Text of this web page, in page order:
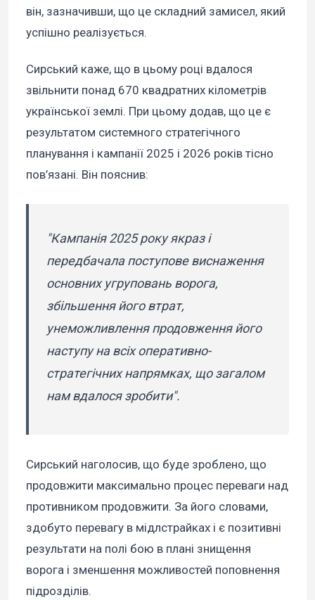
він, зазначивши, що це складний замисел, який
успішно реалізується.
Сирський каже, що в цьому році вдалося
звільнити понад 670 квадратних кілометрів
української землі. При цьому додав, що це є
результатом системного стратегічного
планування і кампанії 2025 і 2026 років тісно
пов’язані. Він пояснив:
"Кампанія 2025 року якраз і
передбачала поступове виснаження
основних угруповань ворога,
збільшення його втрат,
унеможливлення продовження його
наступу на всіх оперативно-
стратегічних напрямках, що загалом
нам вдалося зробити".
Сирський наголосив, що буде зроблено, що
продовжити максимально процес переваги над
противником продовжити. За його словами,
здобуто перевагу в мідлстрайках і є позитивні
результати на полі бою в плані знищення
ворога і зменшення можливостей поповнення
підрозділів.